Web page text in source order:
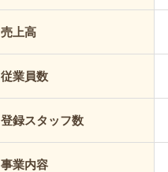
売上高
従業員数
登録スタッフ数
事業内容